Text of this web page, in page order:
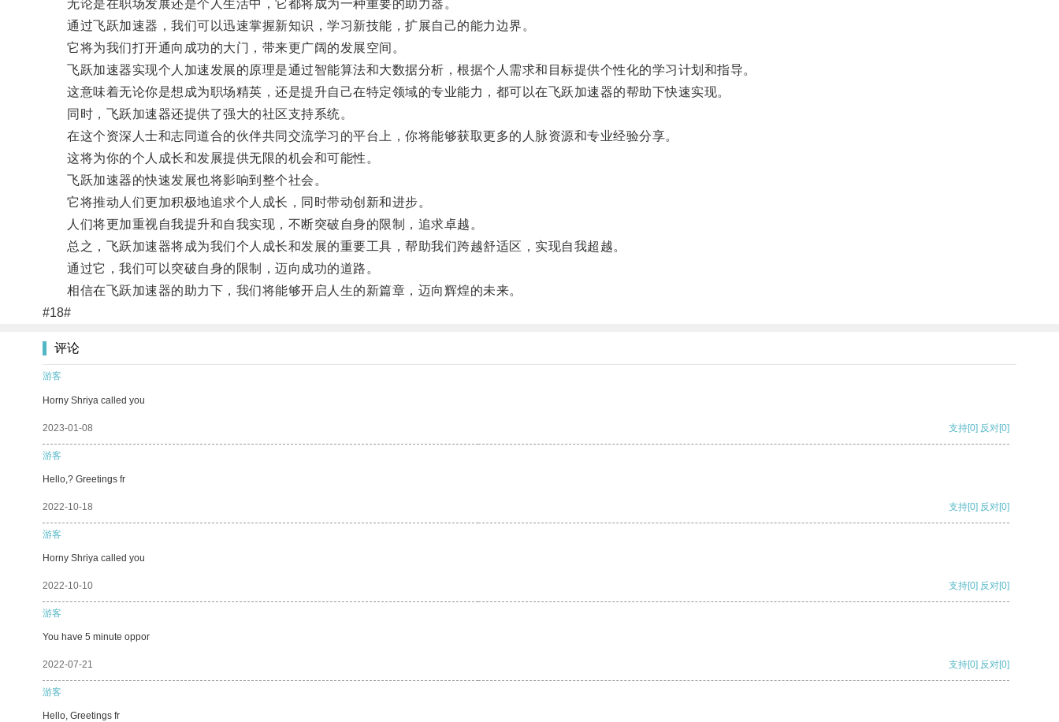
无论是在职场发展还是个人生活中，它都将成为一种重要的助力器。
通过飞跃加速器，我们可以迅速掌握新知识，学习新技能，扩展自己的能力边界。
它将为我们打开通向成功的大门，带来更广阔的发展空间。
飞跃加速器实现个人加速发展的原理是通过智能算法和大数据分析，根据个人需求和目标提供个性化的学习计划和指导。
这意味着无论你是想成为职场精英，还是提升自己在特定领域的专业能力，都可以在飞跃加速器的帮助下快速实现。
同时，飞跃加速器还提供了强大的社区支持系统。
在这个资深人士和志同道合的伙伴共同交流学习的平台上，你将能够获取更多的人脉资源和专业经验分享。
这将为你的个人成长和发展提供无限的机会和可能性。
飞跃加速器的快速发展也将影响到整个社会。
它将推动人们更加积极地追求个人成长，同时带动创新和进步。
人们将更加重视自我提升和自我实现，不断突破自身的限制，追求卓越。
总之，飞跃加速器将成为我们个人成长和发展的重要工具，帮助我们跨越舒适区，实现自我超越。
通过它，我们可以突破自身的限制，迈向成功的道路。
相信在飞跃加速器的助力下，我们将能够开启人生的新篇章，迈向辉煌的未来。
#18#
评论
游客
Horny Shriya called you
2023-01-08 支持[0] 反对[0]
游客
Hello,? Greetings fr
2022-10-18 支持[0] 反对[0]
游客
Horny Shriya called you
2022-10-10 支持[0] 反对[0]
游客
You have 5 minute oppor
2022-07-21 支持[0] 反对[0]
游客
Hello, Greetings fr